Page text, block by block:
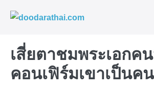
เสี่ยตาชมพระเอกค
คอนเฟิร์มเขาเป็นค